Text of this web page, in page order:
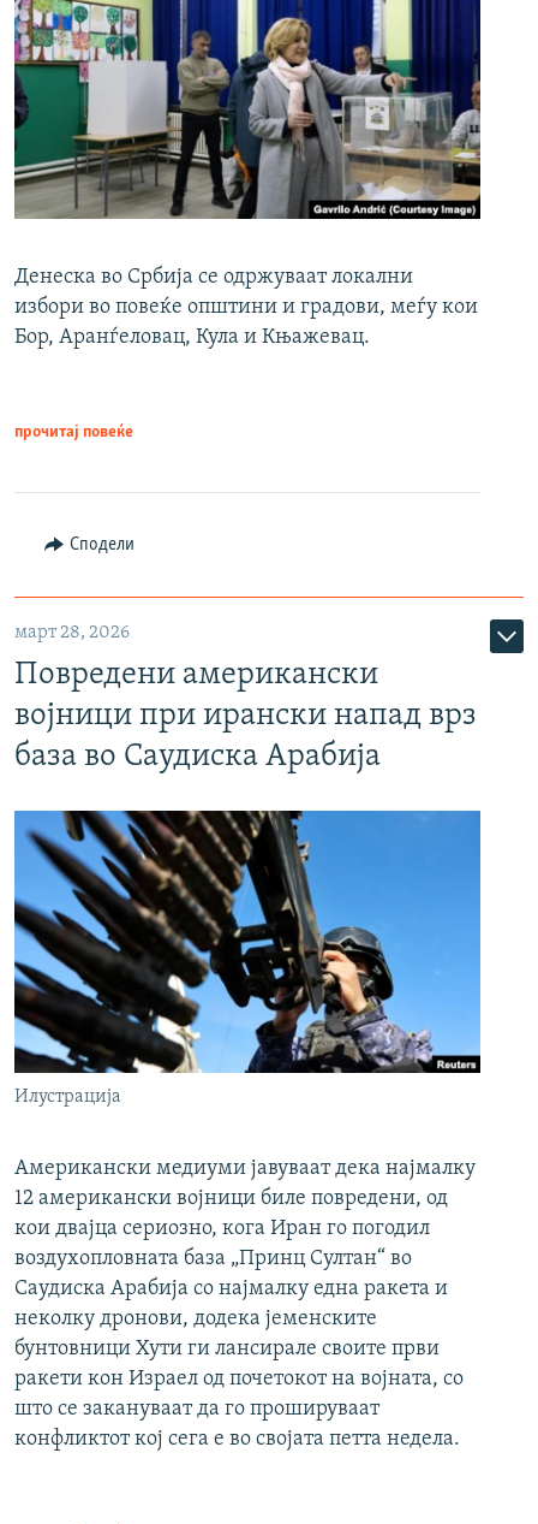
Денеска во Србија се одржуваат локални
избори во повеќе општини и градови, меѓу кои
Бор, Аранѓеловац, Кула и Књажевац.
прочитај повеќе
Сподели
март 28, 2026
Повредени американски
војници при ирански напад врз
база во Саудиска Арабија
Илустрација
Американски медиуми јавуваат дека најмалку
12 американски војници биле повредени, од
кои двајца сериозно, кога Иран го погодил
воздухопловната база „Принц Султан“ во
Саудиска Арабија со најмалку една ракета и
неколку дронови, додека јеменските
бунтовници Хути ги лансирале своите први
ракети кон Израел од почетокот на војната, со
што се закануваат да го прошируваат
конфликтот кој сега е во својата петта недела.